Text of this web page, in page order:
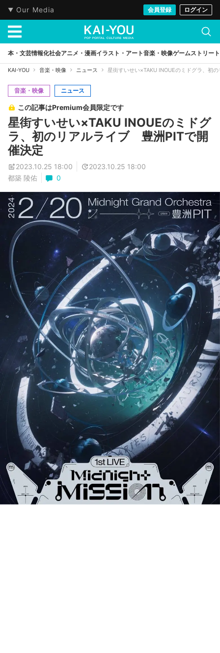
Our Media 会員登録 ログイン
本・文芸情報化社会アニメ・漫画イラスト・アート音楽・映像ゲームストリート
KAI-YOU 音楽・映像 ニュース 星街すいせい×TAKU INOUEのミドグラ、初
音楽・映像 ニュース
この記事はPremium会員限定です
星街すいせい×TAKU INOUEのミドグ
ラ、初のリアルライブ 豊洲PITで開
催決定
2023.10.25 18:00
2023.10.25 18:00
都築 陵佑
0